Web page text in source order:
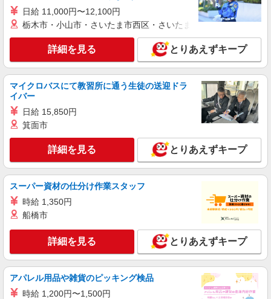
入例） 月収例：193288円＝1175円×7時間50分×21
日勤務の場合＋交通費別途支給 ※交通費実費支給
／当社規定あり。
茨城県古河市 マイカー通勤可能/駐車場完備
キープ 詳細を見る
派遣社員
ランスタッド株式会社 小山支店（小山事業所）/SPOY239581
仕分け・ピッキング・梱包・検品
時給1300円 ※交通費実費支給／当社規定あ
茨城県結城郡八千代町平塚
キープ 詳細を見る
アルバイト
株式会社バイトレ（ADM250912GN02）
【平日のみ・短時間】詰めるだけの簡単作業
時給1448円〜時給1600円（就業先により異な
る）
茨城県古河市
キープ 詳細を見る
日給 11,000円〜12,100円
栃木市・小山市・さいたま市西区・さいたま市岩槻区・久喜市・
詳細を見る とりあえずキープ
マイクロバスにて教習所に通う生徒の送迎ドラ
イバー
日給 15,850円
箕面市
詳細を見る とりあえずキープ
スーパー資材の仕分け作業スタッフ
時給 1,350円
船橋市
詳細を見る とりあえずキープ
アパレル用品や雑貨のピッキング検品
時給 1,200円〜1,500円